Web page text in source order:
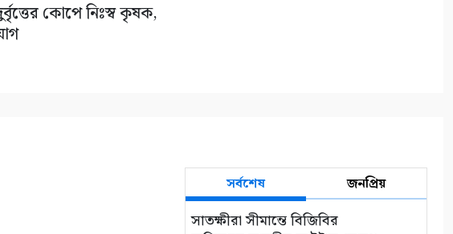
কোপে নিঃস্ব কৃষক,
সর্বশেষ জনপ্রিয়
সাতক্ষীরা সীমান্তে বিজিবির